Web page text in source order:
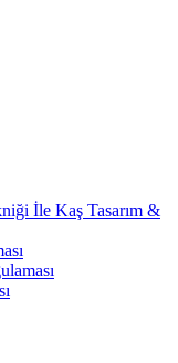
İle Kaş Tasarım &